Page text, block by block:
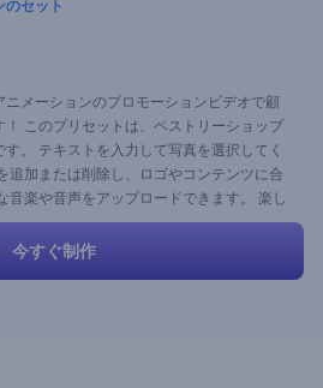
のセット
メーションのプロモーションビデオで顧
このプリセットは、ペストリーショップ
。 テキストを入力して写真を選択してく
追加または削除し、ロゴやコンテンツに合
音楽や音声をアップロードできます。 楽し
今すぐ制作